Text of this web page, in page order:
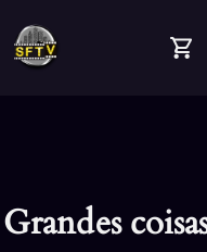
navigation
content
footer
Grandes